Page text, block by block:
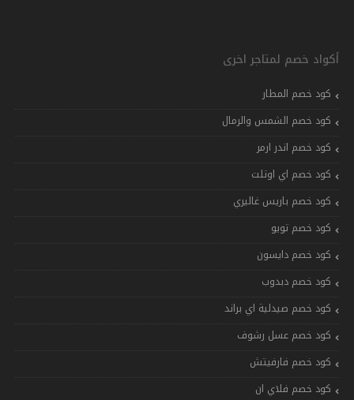
أكواد خصم لمتاجر اخرى
كود خصم المطار
كود خصم الشمس والرمال
كود خصم اندر ارمر
كود خصم اي اوتلت
كود خصم باريس غاليري
كود خصم تويو
كود خصم دايسون
كود خصم دبدوب
كود خصم صيدلية اي براند
كود خصم عسل رشوف
كود خصم فارفيتش
كود خصم فلاي ان